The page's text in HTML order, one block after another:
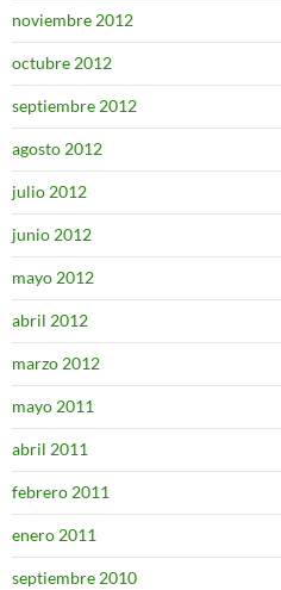
noviembre 2012
octubre 2012
septiembre 2012
agosto 2012
julio 2012
junio 2012
mayo 2012
abril 2012
marzo 2012
mayo 2011
abril 2011
febrero 2011
enero 2011
septiembre 2010